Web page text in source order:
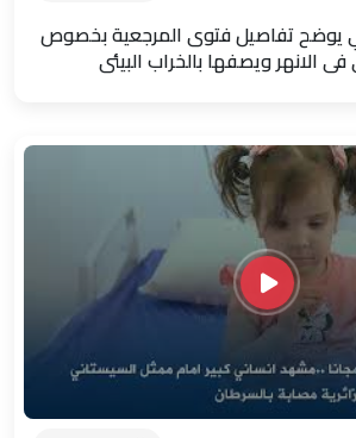
يوضح تفاصيل فتوى المرجعية بخصوص
الانهر ويصفها بالخراب البيئي